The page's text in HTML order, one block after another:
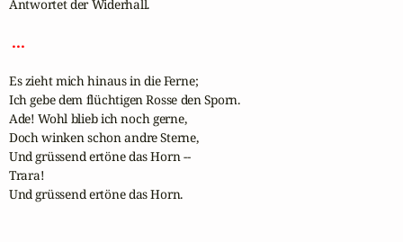
Antwortet der Widerhall.
...
Es zieht mich hinaus in die Ferne;
Ich gebe dem flüchtigen Rosse den Sporn.
Ade! Wohl blieb ich noch gerne,
Doch winken schon andre Sterne,
Und grüssend ertöne das Horn --
Trara!
Und grüssend ertöne das Horn.